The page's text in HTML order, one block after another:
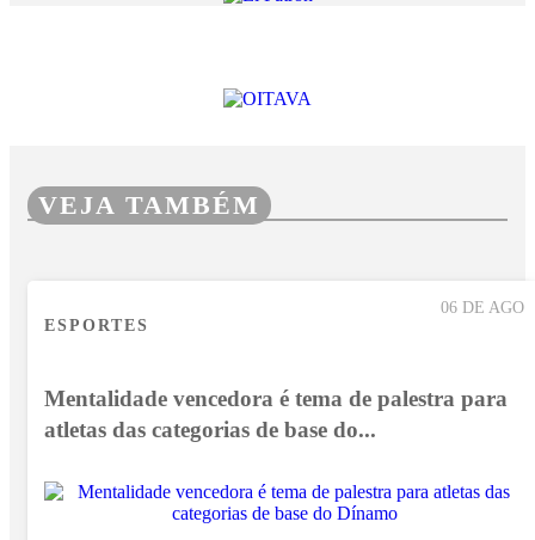
VEJA TAMBÉM
06 DE AGO
ESPORTES
Mentalidade vencedora é tema de palestra para
atletas das categorias de base do...